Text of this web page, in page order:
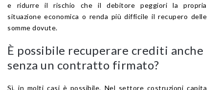
e ridurre il rischio che il debitore peggiori la propria
situazione economica o renda più difficile il recupero delle
somme dovute.
È possibile recuperare crediti anche
senza un contratto firmato?
Sì, in molti casi è possibile. Nel settore costruzioni capita